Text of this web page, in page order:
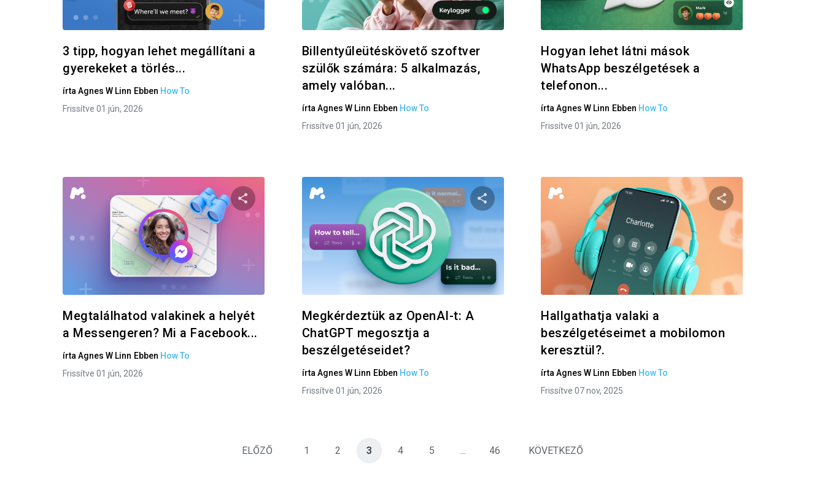
Link másolása
3 tipp, hogyan lehet megállítani a
gyerekeket a törlés...
írtaAgnes W Linn Ebben How To
Frissítve 01 jún, 2026
Twitter
Billentyűleütéskövető szoftver
szülők számára: 5 alkalmazás,
amely valóban...
írtaAgnes W Linn Ebben How To
Frissítve 01 jún, 2026
Twitter
Hogyan lehet látni mások
WhatsApp beszélgetések a
telefonon...
írtaAgnes W Linn Ebben How To
Frissítve 01 jún, 2026
Oszd meg ezt a cikket
Megtalálhatod valakinek a helyét
a Messengeren? Mi a Facebook...
írtaAgnes W Linn Ebben How To
Frissítve 01 jún, 2026
Oszd meg ezt a cikket
Twitter Link másolása
Megkérdeztük az OpenAI-t: A
ChatGPT megosztja a
beszélgetéseidet?
írta Agnes W Linn Ebben How To
Frissítve 01 jún, 2026
Oszd meg ezt a
Twitter
Hallgathatja valaki a
beszélgetéseimet a mobilomon
keresztül?.
írtaAgnes W Linn Ebben How To
Frissítve 07 nov, 2025
ELŐZŐ 1 2 3 4 5 ... 46 KÖVETKEZŐ